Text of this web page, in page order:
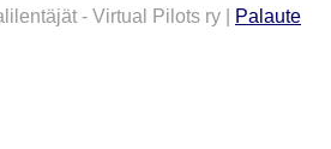
- Virtual Pilots ry | Palaute